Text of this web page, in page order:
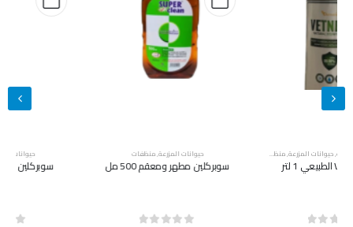
حيوانات المزرعة
سوبركلين مطهر ومعقم 500 مل سوبركلين مطهر ومعقم 5 لتر